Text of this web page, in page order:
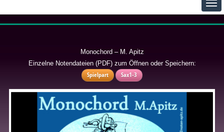
Monochord – M. Apitz
Einzelne Notendateien (PDF) zum Öffnen oder Speichern:
Spielpart Sax1-3